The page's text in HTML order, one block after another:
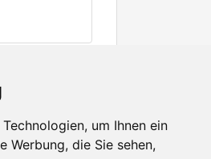
um Ihnen ein
Werbung, die Sie sehen,